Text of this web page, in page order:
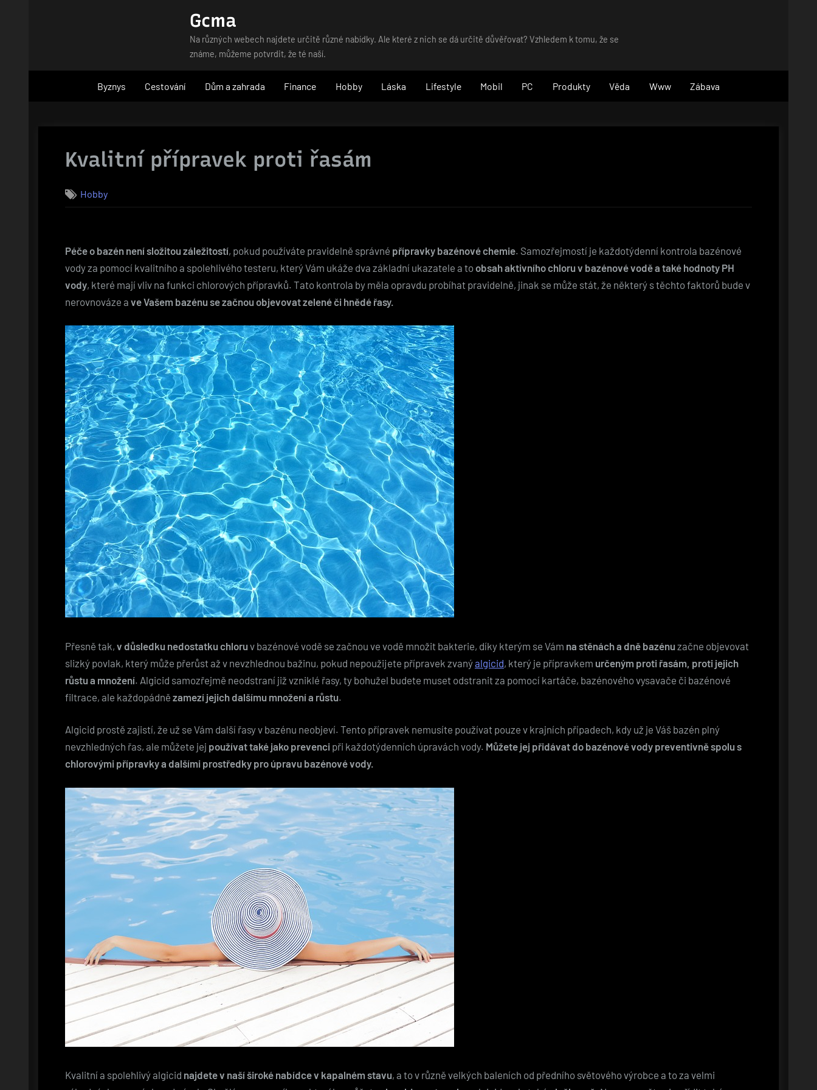
Gcma
Na různých webech najdete určitě různé nabídky. Ale které z nich se dá určitě důvěřovat? Vzhledem k tomu, že se
známe, můžeme potvrdit, že té naší.
Byznys Cestování Dům a zahrada Finance Hobby Láska Lifestyle Mobil PC Produkty Věda Www Zábava
Kvalitní přípravek proti řasám
Hobby
Péče o bazén není složitou záležitostí, pokud používáte pravidelně správné přípravky bazénové chemie. Samozřejmostí je každotýdenní kontrola bazénové
vody za pomocí kvalitního a spolehlivého testeru, který Vám ukáže dva základní ukazatele a toobsah aktivního chloru v bazénové vodě a také hodnoty PH
vody, které mají vliv na funkci chlorových přípravků. Tato kontrola by měla opravdu probíhat pravidelně, jinak se může stát, že některý s těchto faktorů bude v
nerovnováze a ve Vašem bazénu se začnou objevovat zelené či hnědé řasy.
Přesně tak, v důsledku nedostatku chloru v bazénové vodě se začnou ve vodě množit bakterie, díky kterým se Vám na stěnách a dně bazénu začne objevovat
slizký povlak, který může přerůst až v nevzhlednou bažinu, pokud nepoužijete přípravek zvanýalgicid, který je přípravkem určeným proti řasám, proti jejich
růstu a množení. Algicid samozřejmě neodstraní již vzniklé řasy, ty bohužel budete muset odstranit za pomocí kartáče, bazénového vysavače či bazénové
filtrace, ale každopádně zamezí jejich dalšímu množení a růstu.
Algicid prostě zajistí, že už se Vám další řasy v bazénu neobjeví. Tento přípravek nemusíte používat pouze v krajních případech, kdy už je Váš bazén plný
nevzhledných řas, ale můžete jej používat také jako prevenci při každotýdenních úpravách vody. Můžete jej přidávat do bazénové vody preventivně spolu s
chlorovými přípravky a dalšími prostředky pro úpravu bazénové vody.
Kvalitní a spolehlivý algicid najdete v naší široké nabídce v kapalném stavu, a to v různě velkých baleních od předního světového výrobce a to za velmi